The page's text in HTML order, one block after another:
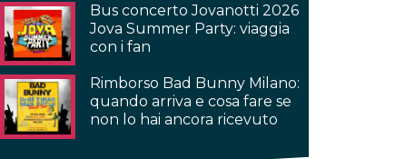
Bus concerto Jovanotti 2026
Jova Summer Party: viaggia
con i fan
Rimborso Bad Bunny Milano:
quando arriva e cosa fare se
non lo hai ancora ricevuto